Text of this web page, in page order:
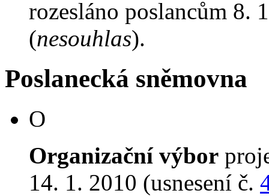
rozesláno poslancům 8.
(nesouhlas).
Poslanecká sněmovna
O
Organizační výbor
14. 1. 2010 (usnesení č.